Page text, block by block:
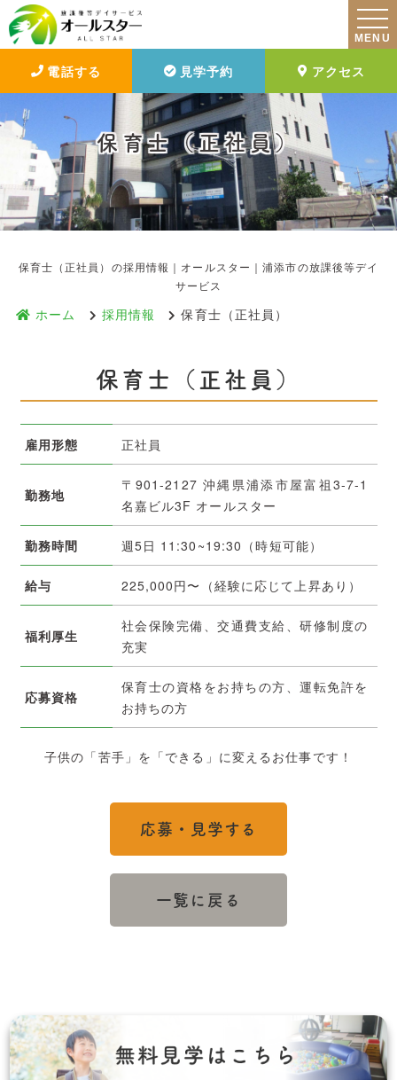
MENU
電話する 見学予約 アクセス
保育士（正社員）
保育士（正社員）の採用情報｜オールスター｜浦添市の放課後等デイ
サービス
ホーム 採用情報 保育士（正社員）
保育士（正社員）
雇用形態 正社員
勤務地
〒901-2127 沖縄県浦添市屋富祖3-7-1
名嘉ビル3F オールスター
勤務時間 週5日 11:30~19:30（時短可能）
給与 225,000円〜（経験に応じて上昇あり）
福利厚生
社会保険完備、交通費支給、研修制度の
充実
応募資格
保育士の資格をお持ちの方、運転免許を
お持ちの方
子供の 「苦手」 を 「できる」 に変えるお仕事です！
応募・見学する
一覧に戻る